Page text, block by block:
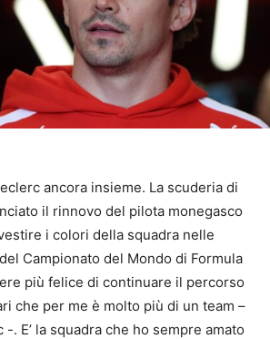
ancora insieme. La scuderia di
il rinnovo del pilota monegasco
i colori della squadra nelle
Campionato del Mondo di Formula
più felice di continuare il percorso
che per me è molto più di un team –
. E’ la squadra che ho sempre amato